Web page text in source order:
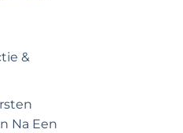
&
Na Een